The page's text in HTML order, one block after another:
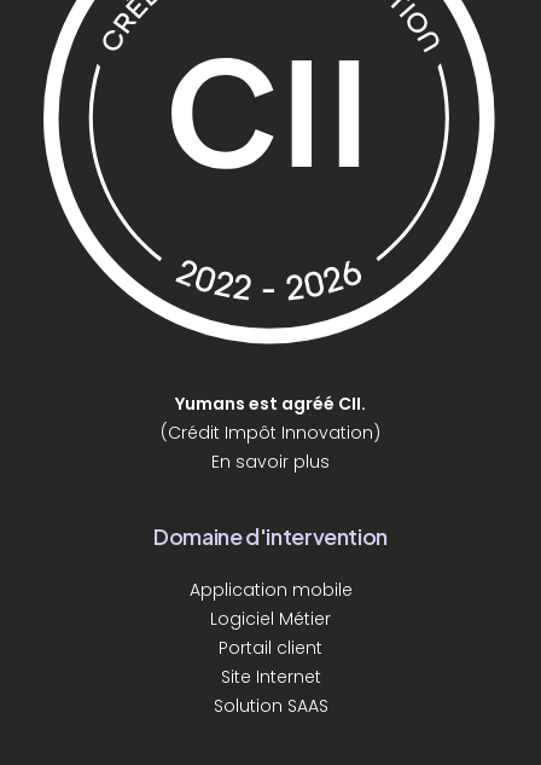
Yumans est agréé CII.
(Crédit Impôt Innovation)
En savoir plus
Domaine d'intervention
Application mobile
Logiciel Métier
Portail client
Site Internet
Solution SAAS